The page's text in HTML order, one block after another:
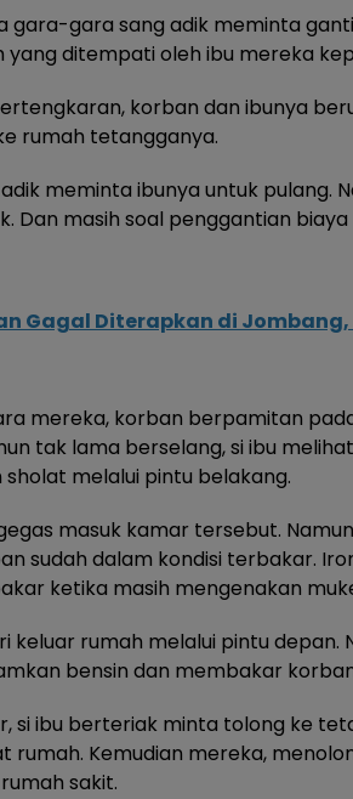
gara-gara sang adik meminta
ditempati oleh ibu mereka
korban dan ibunya
rumah tetangganya.
meminta ibunya untuk pulang.
Dan masih soal penggantian
Gagal Diterapkan di
mereka, korban berpamitan
tak lama berselang, si ibu
melalui pintu belakang.
masuk kamar tersebut.
sudah dalam kondisi terbakar.
ketika masih mengenakan
keluar rumah melalui pintu depan.
bensin dan membakar
si ibu berteriak minta tolong ke
rumah. Kemudian mereka,
sakit.